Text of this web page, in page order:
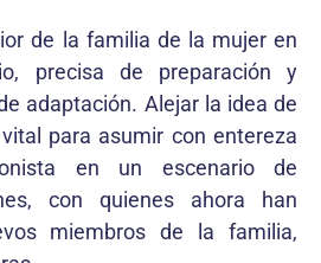
de la familia de la mujer en
precisa de preparación y
adaptación. Alejar la idea de
para asumir con entereza
en un escenario de
con quienes ahora han
miembros de la familia,